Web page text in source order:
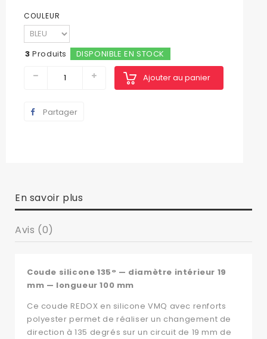
COULEUR
3 Produits DISPONIBLE EN STOCK
Ajouter au panier
Partager
En savoir plus
Avis (0)
Coude silicone 135° — diamètre intérieur 19
mm — longueur 100 mm
Ce coude REDOX en silicone VMQ avec renforts
polyester permet de réaliser un changement de
direction à 135 degrés sur un circuit de 19 mm de